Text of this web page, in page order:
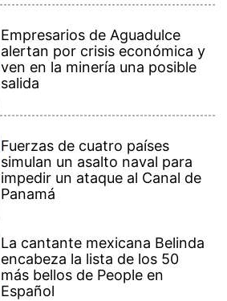
Empresarios de Aguadulce
alertan por crisis económica y
ven en la minería una posible
salida
Fuerzas de cuatro países
simulan un asalto naval para
impedir un ataque al Canal de
Panamá
La cantante mexicana Belinda
encabeza la lista de los 50
más bellos de People en
Español